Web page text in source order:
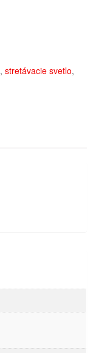
, stretávacie svetlo,